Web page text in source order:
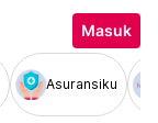
Masuk
Asuransiku